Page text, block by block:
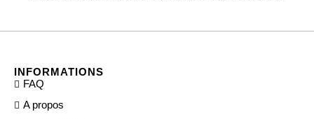
INFORMATIONS
FAQ
A propos